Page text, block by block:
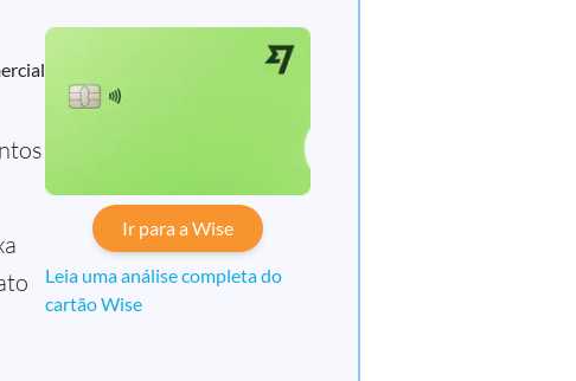
Ir para a Wise
Leia uma análise completa do
cartão Wise